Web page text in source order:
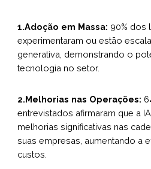
1.Adoção em Massa: 90% dos
experimentaram ou estão
generativa, demonstrando o
tecnologia no setor.
2.Melhorias nas Operações:
entrevistados afirmaram que a
melhorias significativas nas
suas empresas, aumentando a
custos.